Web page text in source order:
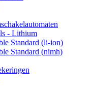
- Lithium
Standard (li-ion)
Standard (nimh)